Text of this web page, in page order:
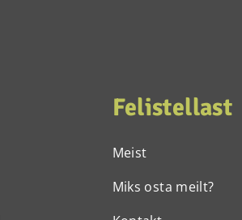
Felistellast
Meist
Miks osta meilt?